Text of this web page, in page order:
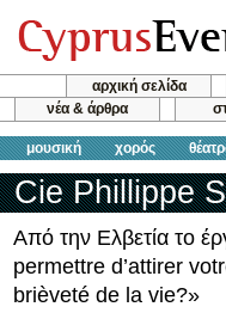
αρχική σελίδα
νέα & άρθρα
μουσική χορός
Cie Phillippe
Από την Ελβετία το
permettre d’attirer
brièveté de la vie?»